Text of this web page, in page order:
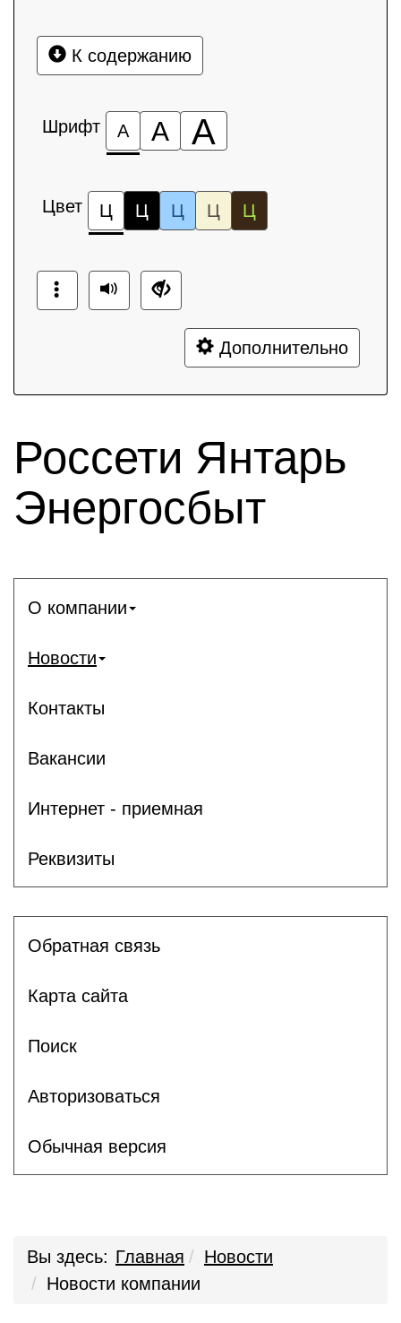
К содержанию
Шрифт А А А
Цвет Ц Ц Ц Ц Ц
Дополнительно
Россети Янтарь
Энергосбыт
О компании
Новости
Контакты
Вакансии
Интернет - приемная
Реквизиты
Обратная связь
Карта сайта
Поиск
Авторизоваться
Обычная версия
Вы здесь: Главная
Новости
Новости компании